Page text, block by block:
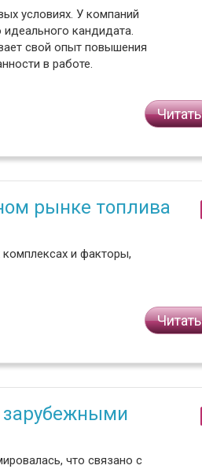
условиях. У компаний
кандидата.
свой опыт повышения
в работе.
Читать
рынке топлива
и факторы,
Читать
зарубежными
что связано с